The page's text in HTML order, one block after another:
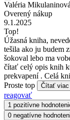
Valéria Mikulaninová
Overený nákup
9.1.2025
Top!
Úžasná kniha,
tešila ako ju budem
šokoval lebo ma
čítať celý opis knih
prekvapení . Celá
Proste top
Čítať viac
reagovať
1 pozitívne
0 negatívne